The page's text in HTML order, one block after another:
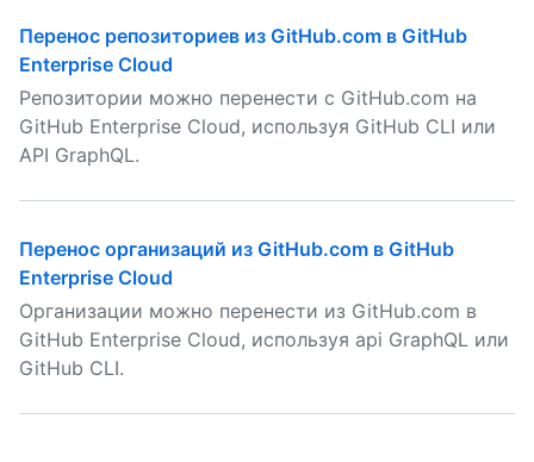
Перенос репозиториев из GitHub.com в GitHub
Enterprise Cloud
Репозитории можно перенести с GitHub.com на
GitHub Enterprise Cloud, используя GitHub CLI или
API GraphQL.
Перенос организаций из GitHub.com в GitHub
Enterprise Cloud
Организации можно перенести из GitHub.com в
GitHub Enterprise Cloud, используя api GraphQL или
GitHub CLI.